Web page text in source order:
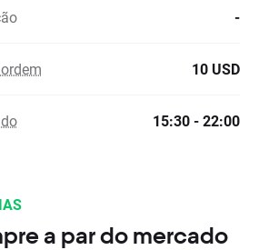
-
10 USD
15:30 - 22:00
a par do mercado